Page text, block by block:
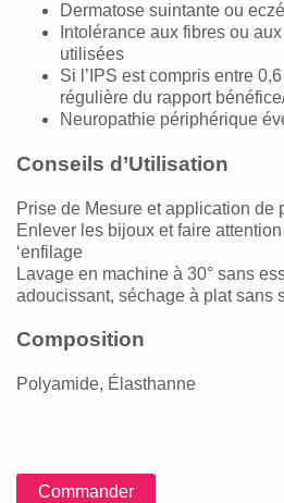
Dermatose suintante ou
Intolérance aux fibres ou
utilisées
Si l’IPS est compris entre
régulière du rapport
Neuropathie périphérique
Conseils d’Utilisation
Prise de Mesure et application de
Enlever les bijoux et faire attention
‘enfilage
Lavage en machine à 30° sans
adoucissant, séchage à plat sans
Composition
Polyamide, Élasthanne
Commander